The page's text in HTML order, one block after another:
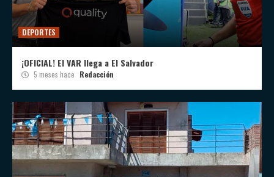
DEPORTES
¡OFICIAL! El VAR llega a El Salvador
5 meses hace Redacción